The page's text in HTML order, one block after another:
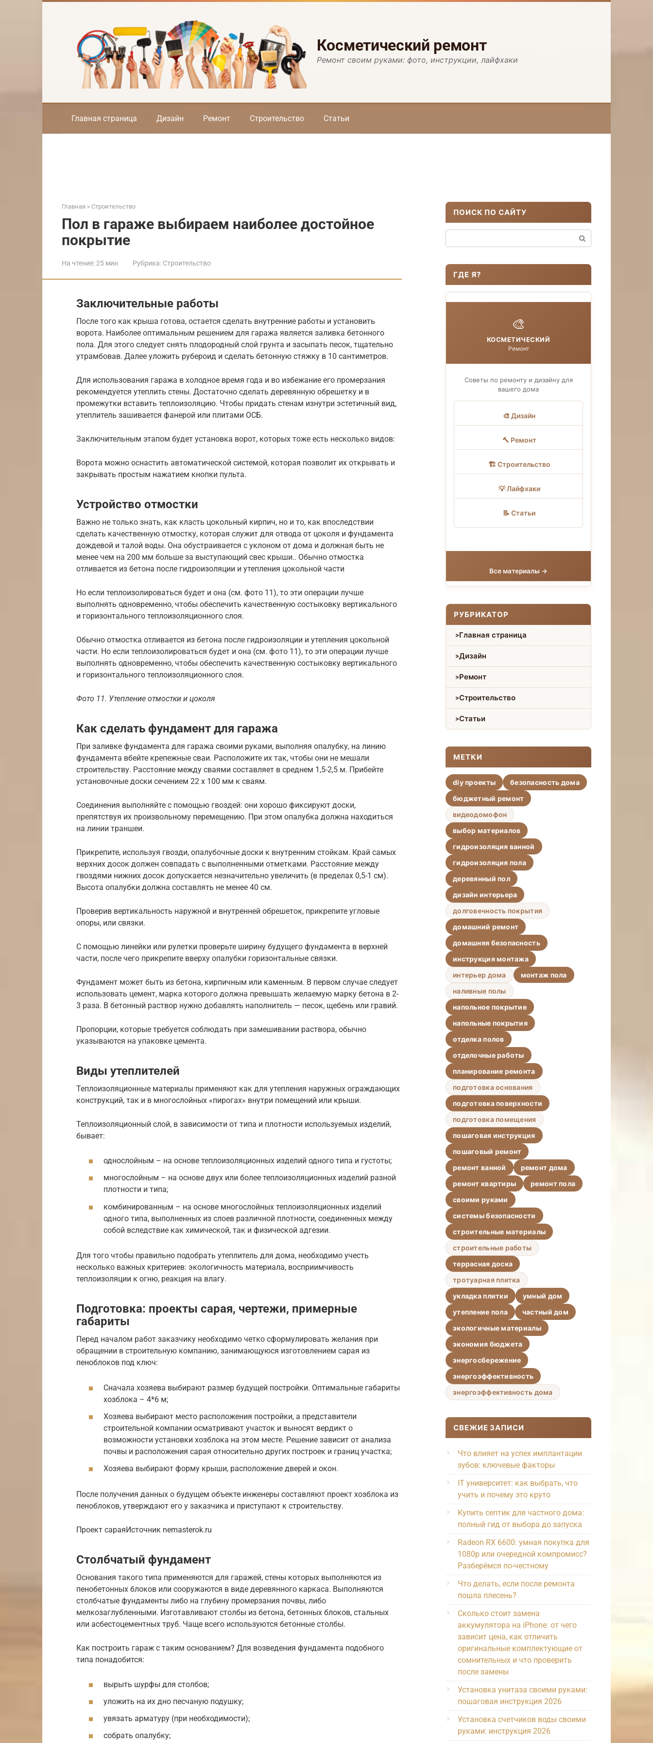
Косметический ремонт
Ремонт своим руками: фото, инструкции, лайфхаки
Главная страница Дизайн Ремонт Строительство Статьи
Главная » Строительство
Пол в гараже выбираем наиболее достойное
покрытие
На чтение:25 мин Рубрика: Строительство
Заключительные работы
После того как крыша готова, остается сделать внутренние работы и установить
ворота. Наиболее оптимальным решением для гаража является заливка бетонного
пола. Для этого следует снять плодородный слой грунта и засыпать песок, тщательно
утрамбовав. Далее уложить рубероид и сделать бетонную стяжку в 10 сантиметров.
Для использования гаража в холодное время года и во избежание его промерзания
рекомендуется утеплить стены. Достаточно сделать деревянную обрешетку и в
промежутки вставить теплоизоляцию. Чтобы придать стенам изнутри эстетичный вид,
утеплитель зашивается фанерой или плитами ОСБ.
Заключительным этапом будет установка ворот, которых тоже есть несколько видов:
Ворота можно оснастить автоматической системой, которая позволит их открывать и
закрывать простым нажатием кнопки пульта.
Устройство отмостки
Важно не только знать, как класть цокольный кирпич, но и то, как впоследствии
сделать качественную отмостку, которая служит для отвода от цоколя и фундамента
дождевой и талой воды. Она обустраивается с уклоном от дома и должная быть не
менее чем на 200 мм больше за выступающий свес крыши.. Обычно отмостка
отливается из бетона после гидроизоляции и утепления цокольной части
Но если теплоизолироваться будет и она (см. фото 11), то эти операции лучше
выполнять одновременно, чтобы обеспечить качественную состыковку вертикального
и горизонтального теплоизоляционного слоя.
Обычно отмостка отливается из бетона после гидроизоляции и утепления цокольной
части. Но если теплоизолироваться будет и она (см. фото 11), то эти операции лучше
выполнять одновременно, чтобы обеспечить качественную состыковку вертикального
и горизонтального теплоизоляционного слоя.
Фото 11. Утепление отмостки и цоколя
Как сделать фундамент для гаража
При заливке фундамента для гаража своими руками, выполняя опалубку, на линию
фундамента вбейте крепежные сваи. Расположите их так, чтобы они не мешали
строительству. Расстояние между сваями составляет в среднем 1,5-2,5 м. Прибейте
установочные доски сечением 22 х 100 мм к сваям.
Соединения выполняйте с помощью гвоздей: они хорошо фиксируют доски,
препятствуя их произвольному перемещению. При этом опалубка должна находиться
на линии траншеи.
Прикрепите, используя гвозди, опалубочные доски к внутренним стойкам. Край самых
верхних досок должен совпадать с выполненными отметками. Расстояние между
гвоздями нижних досок допускается незначительно увеличить (в пределах 0,5-1 см).
Высота опалубки должна составлять не менее 40 см.
Проверив вертикальность наружной и внутренней обрешеток, прикрепите угловые
опоры, или связки.
С помощью линейки или рулетки проверьте ширину будущего фундамента в верхней
части, после чего прикрепите вверху опалубки горизонтальные связки.
Фундамент может быть из бетона, кирпичным или каменным. В первом случае следует
использовать цемент, марка которого должна превышать желаемую марку бетона в 2-
3 раза. В бетонный раствор нужно добавлять наполнитель — песок, щебень или гравий.
Пропорции, которые требуется соблюдать при замешивании раствора, обычно
указываются на упаковке цемента.
Виды утеплителей
Теплоизоляционные материалы применяют как для утепления наружных ограждающих
конструкций, так и в многослойных «пирогах» внутри помещений или крыши.
Теплоизоляционный слой, в зависимости от типа и плотности используемых изделий,
бывает:
однослойным – на основе теплоизоляционных изделий одного типа и густоты;
многослойным – на основе двух или более теплоизоляционных изделий разной
плотности и типа;
комбинированным – на основе многослойных теплоизоляционных изделий
одного типа, выполненных из слоев различной плотности, соединенных между
собой вследствие как химической, так и физической адгезии.
Для того чтобы правильно подобрать утеплитель для дома, необходимо учесть
несколько важных критериев: экологичность материала, восприимчивость
теплоизоляции к огню, реакция на влагу.
Подготовка: проекты сарая, чертежи, примерные
габариты
Перед началом работ заказчику необходимо четко сформулировать желания при
обращении в строительную компанию, занимающуюся изготовлением сарая из
пеноблоков под ключ:
Сначала хозяева выбирают размер будущей постройки. Оптимальные габариты
хозблока – 4*6 м;
Хозяева выбирают место расположения постройки, а представители
строительной компании осматривают участок и выносят вердикт о
возможности установки хозблока на этом месте. Решение зависит от анализа
почвы и расположения сарая относительно других построек и границ участка;
Хозяева выбирают форму крыши, расположение дверей и окон.
После получения данных о будущем объекте инженеры составляют проект хозблока из
пеноблоков, утверждают его у заказчика и приступают к строительству.
Проект сараяИсточник nemasterok.ru
Столбчатый фундамент
Основания такого типа применяются для гаражей, стены которых выполняются из
пенобетонных блоков или сооружаются в виде деревянного каркаса. Выполняются
столбчатые фундаменты либо на глубину промерзания почвы, либо
мелкозаглубленными. Изготавливают столбы из бетона, бетонных блоков, стальных
или асбестоцементных труб. Чаще всего используются бетонные столбы.
Как построить гараж с таким основанием? Для возведения фундамента подобного
типа понадобится:
вырыть шурфы для столбов;
уложить на их дно песчаную подушку;
увязать арматуру (при необходимости);
собрать опалубку;
ПОИСК ПО САЙТУ
ГДЕ Я?
🎨
КОСМЕТИЧЕСКИЙ
Ремонт
Советы по ремонту и дизайну для
вашего дома
🎨 Дизайн
🔨 Ремонт
🏗 Строительство
💡 Лайфхаки
📝 Статьи
Все материалы →
РУБРИКАТОР
Главная страница
Дизайн
Ремонт
Строительство
Статьи
МЕТКИ
diy проекты
безопасность дома
бюджетный ремонт
видеодомофон
выбор материалов
гидроизоляция ванной
гидроизоляция пола
деревянный пол
дизайн интерьера
долговечность покрытия
домашний ремонт
домашняя безопасность
инструкция монтажа
интерьер дома
монтаж пола
наливные полы
напольное покрытие
напольные покрытия
отделка полов
отделочные работы
планирование ремонта
подготовка основания
подготовка поверхности
подготовка помещения
пошаговая инструкция
пошаговый ремонт
ремонт ванной
ремонт дома
ремонт квартиры
ремонт пола
своими руками
системы безопасности
строительные материалы
строительные работы
террасная доска
тротуарная плитка
укладка плитки
умный дом
утепление пола
частный дом
экологичные материалы
экономия бюджета
энергосбережение
энергоэффективность
энергоэффективность дома
СВЕЖИЕ ЗАПИСИ
Что влияет на успех имплантации
зубов: ключевые факторы
IT университет: как выбрать, что
учить и почему это круто
Купить септик для частного дома:
полный гид от выбора до запуска
Radeon RX 6600: умная покупка для
1080p или очередной компромисс?
Разберёмся по-честному
Что делать, если после ремонта
пошла плесень?
Сколько стоит замена
аккумулятора на iPhone: от чего
зависит цена, как отличить
оригинальные комплектующие от
сомнительных и что проверить
после замены
Установка унитаза своими руками:
пошаговая инструкция 2026
Установка счетчиков воды своими
руками: инструкция 2026